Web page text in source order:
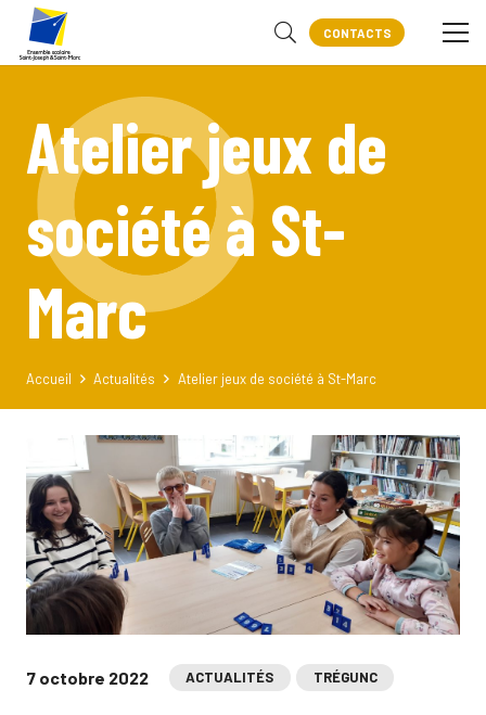
CONTACTS
Atelier jeux de
société à St-
Marc
Accueil Actualités Atelier jeux de société à St-Marc
7 octobre 2022 ACTUALITÉS TRÉGUNC